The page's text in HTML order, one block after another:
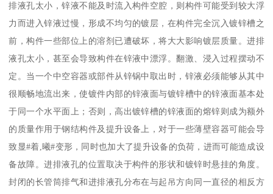
排液孔太小，锌液不能及时流入构件空腔，则构件可能受到较大浮
力而进入锌液过慢，形成不均匀的镀层，在构件完全沉入镀锌槽之
前，构件一些部位上的溶剂已遭破坏，将大大影响镀层质量。进排
液孔太小，甚至会导致构件在锌液中漂浮。翻激、浸入过程摆动不
定。当一个中空容器或部件从锌锅中取出时，锌液必须能够从其中
很顺畅地流出来，使镀件内部的锌液面与镀锌槽中的锌液面基本处
于同一个水平面上；否则，高出镀锌槽的锌液面的熔锌则成为额外
的质量作用于钢结构件及提升设备上，对于一些薄壁容器可能会导
致显#着,曦#变形，同时也加大了提升设备的负荷，进而可能造成设
备故障。进排液孔的位置取决于构件的形状和镀锌时悬挂的角度。
封闭的长管筒排气和进排液孔分布在与起吊方向同一直径的相反方